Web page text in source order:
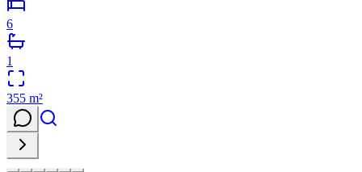
6
1
355 m²